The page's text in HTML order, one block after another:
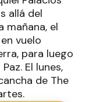
allá del
mañana, el
vuelo
para luego
El lunes,
de The